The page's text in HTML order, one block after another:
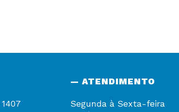
— ATENDIMENTO
Segunda à Sexta-feira